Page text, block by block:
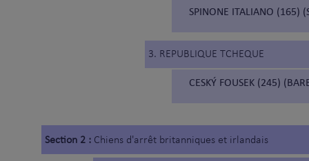
SPINONE ITALIANO (165)
3. REPUBLIQUE TCHEQUE
CESKÝ FOUSEK (245)
Section 2 : Chiens d'arrêt britanniques et irlandais